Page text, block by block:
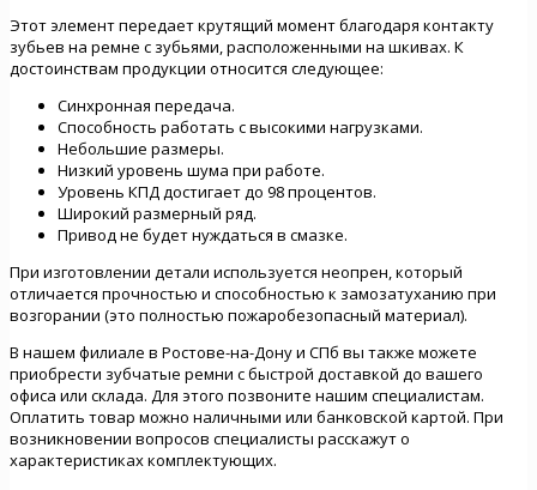
Этот элемент передает крутящий момент благодаря контакту
зубьев на ремне с зубьями, расположенными на шкивах. К
достоинствам продукции относится следующее:
Синхронная передача.
Способность работать с высокими нагрузками.
Небольшие размеры.
Низкий уровень шума при работе.
Уровень КПД достигает до 98 процентов.
Широкий размерный ряд.
Привод не будет нуждаться в смазке.
При изготовлении детали используется неопрен, который
отличается прочностью и способностью к замозатуханию при
возгорании (это полностью пожаробезопасный материал).
В нашем филиале в Ростове-на-Дону и СПб вы также можете
приобрести зубчатые ремни с быстрой доставкой до вашего
офиса или склада. Для этого позвоните нашим специалистам.
Оплатить товар можно наличными или банковской картой. При
возникновении вопросов специалисты расскажут о
характеристиках комплектующих.